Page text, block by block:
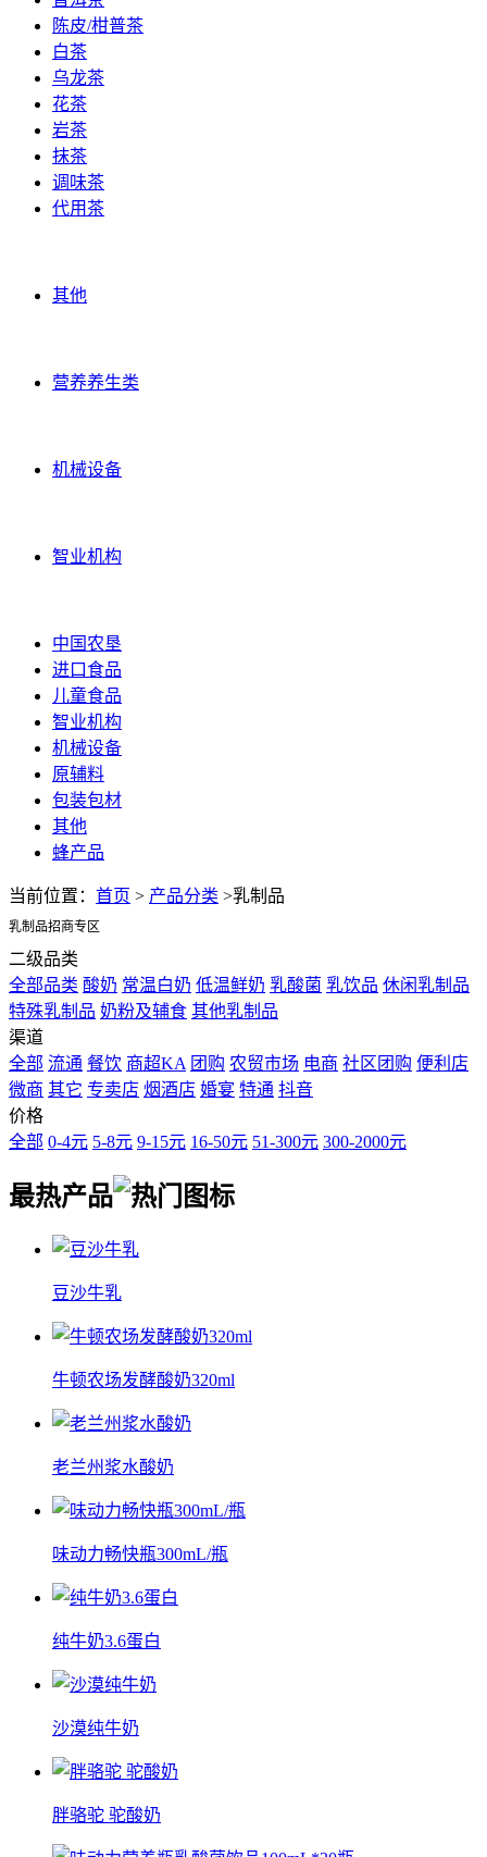
陈皮/柑普茶
白茶
乌龙茶
花茶
岩茶
抹茶
调味茶
代用茶
其他
营养养生类
机械设备
智业机构
中国农垦
进口食品
儿童食品
智业机构
机械设备
原辅料
包装包材
其他
蜂产品
当前位置： 首页 > 产品分类 >乳制品
乳制品招商专区
二级品类
全部品类 酸奶 常温白奶 低温鲜奶 乳酸菌 乳饮品 休闲乳制品
特殊乳制品 奶粉及辅食 其他乳制品
渠道
全部 流通 餐饮 商超KA 团购 农贸市场 电商 社区团购 便利店
微商 其它 专卖店 烟酒店 婚宴 特通 抖音
价格
全部 0-4元 5-8元 9-15元 16-50元 51-300元 300-2000元
最热产品
豆沙牛乳
牛顿农场发酵酸奶320ml
老兰州浆水酸奶
味动力畅快瓶300mL/瓶
纯牛奶3.6蛋白
沙漠纯牛奶
胖骆驼 驼酸奶